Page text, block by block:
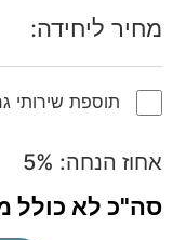
מחיר ליחידה:
תוספת שירותי
אחוז הנחה: 5%
סה"כ לא כולל